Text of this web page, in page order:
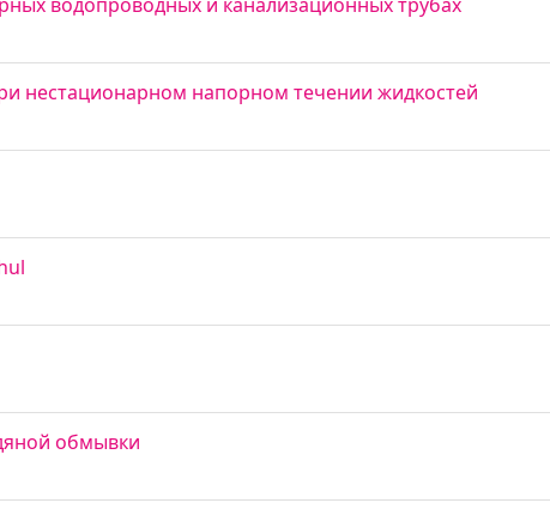
нестационарном напорном течении жидкостей
обмывки